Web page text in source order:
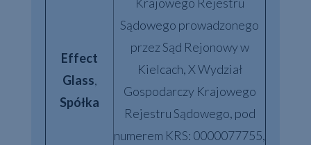
Effect
Glass,
Spółka
Sądowego prowadzonego
przez Sąd Rejonowy w
Kielcach, X Wydział
Gospodarczy Krajowego
Rejestru Sądowego, pod
numerem KRS: 0000077755,